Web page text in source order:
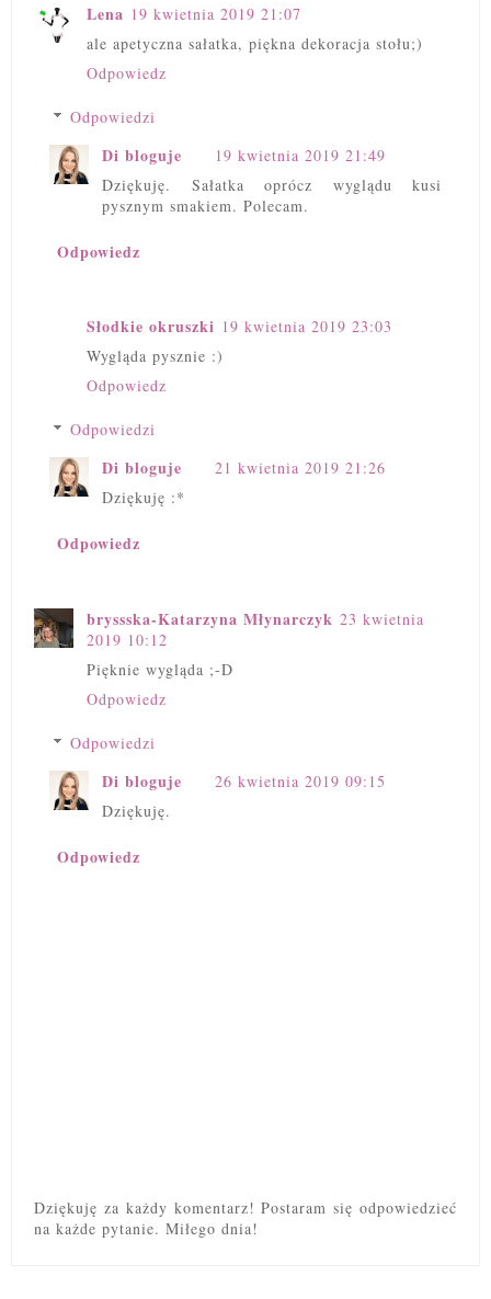
Lena 19 kwietnia 2019 21:07
ale apetyczna sałatka, piękna dekoracja stołu;)
Odpowiedz
Odpowiedzi
Di bloguje
19 kwietnia 2019 21:49
Dziękuję. Sałatka oprócz wyglądu kusi
pysznym smakiem. Polecam.
Odpowiedz
Słodkie okruszki 19 kwietnia 2019 23:03
Wygląda pysznie :)
Odpowiedz
Odpowiedzi
Di bloguje
21 kwietnia 2019 21:26
Dziękuję :*
Odpowiedz
bryssska-Katarzyna Młynarczyk 23 kwietnia
2019 10:12
Pięknie wygląda ;-D
Odpowiedz
Odpowiedzi
Di bloguje
26 kwietnia 2019 09:15
Dziękuję.
Odpowiedz
Dziękuję za każdy komentarz! Postaram się odpowiedzieć
na każde pytanie. Miłego dnia!